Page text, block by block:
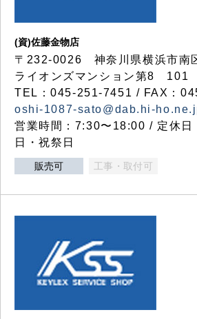
(資)佐藤金物店
〒232-0026 神奈川県横浜市南
ライオンズマンション第8 101
TEL：045-251-7451 / FAX：
oshi-1087-sato@dab.hi-
営業時間：7:30〜18:00 / 定休日
日・祝祭日
販売可 工事・取付可